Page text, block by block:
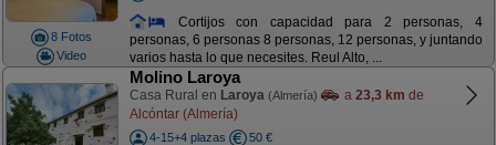
8 Fotos
Video
Cortijos con capacidad para 2 personas, 4
personas, 6 personas 8 personas, 12 personas, y juntando
varios hasta lo que necesites. Reul Alto, ...
Molino Laroya
Casa Rural en Laroya (Almería) a 23,3 km de
Alcóntar (Almería)
4-15+4 plazas
50 €